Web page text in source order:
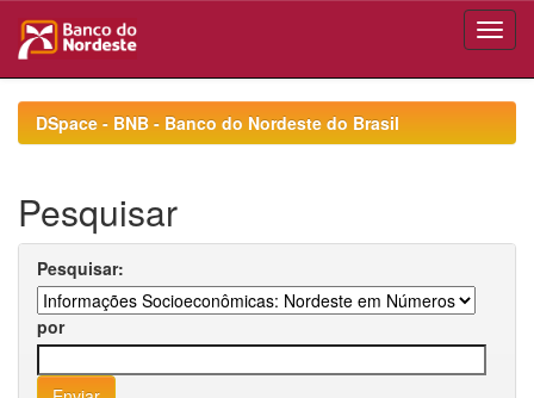
navigationDSpace - BNB - Banco do Nordeste do Brasil
Pesquisar
Pesquisar:
por